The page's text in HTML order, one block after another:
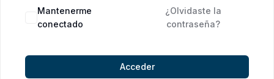
Alternative:
Mantenerme
conectado
¿Olvidaste la
contraseña?
Acceder